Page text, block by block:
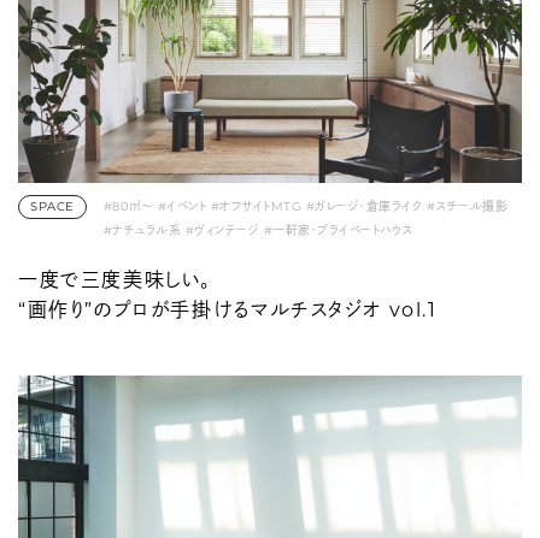
SPACE #80㎡〜 #イベント #オフサイトMTG #ガレージ・倉庫ライク #スチール撮影
#ナチュラル系 #ヴィンテージ #一軒家・プライベートハウス
一度で三度美味しい。
“画作り”のプロが手掛けるマルチスタジオ vol.1